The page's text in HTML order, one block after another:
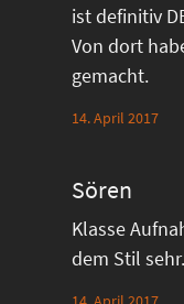
ist definitiv
Von dort
gemacht.
14. April 2017
Sören
Klasse
dem Stil